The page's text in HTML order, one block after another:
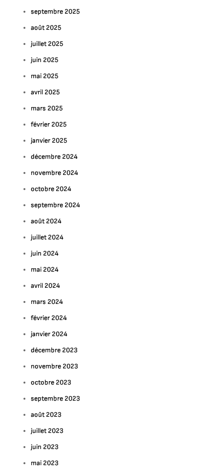
septembre 2025
août 2025
juillet 2025
juin 2025
mai 2025
avril 2025
mars 2025
février 2025
janvier 2025
décembre 2024
novembre 2024
octobre 2024
septembre 2024
août 2024
juillet 2024
juin 2024
mai 2024
avril 2024
mars 2024
février 2024
janvier 2024
décembre 2023
novembre 2023
octobre 2023
septembre 2023
août 2023
juillet 2023
juin 2023
mai 2023